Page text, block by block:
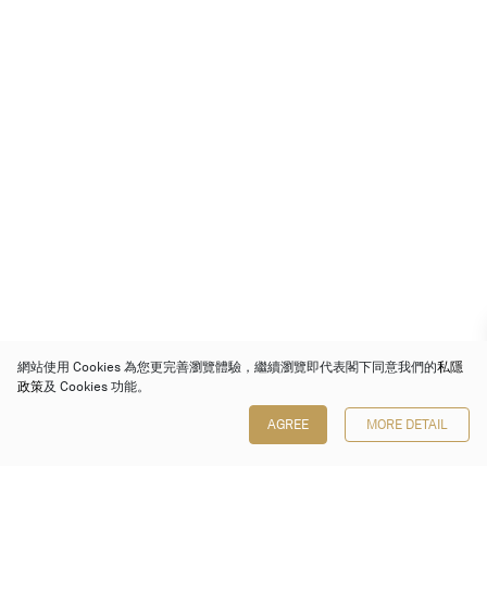
網站使用 Cookies 為您更完善瀏覽體驗，繼續瀏覽即代表閣下同意我們的私隱
政策及 Cookies 功能。
AGREE MORE DETAIL